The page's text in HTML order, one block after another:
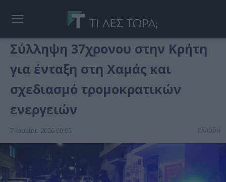
Σύλληψη 37χρονου στην Κρήτη
για ένταξη στη Χαμάς και
σχεδιασμό τρομοκρατικών
ενεργειών
7 Ιουνίου 2026 00:05 Ελλάδα